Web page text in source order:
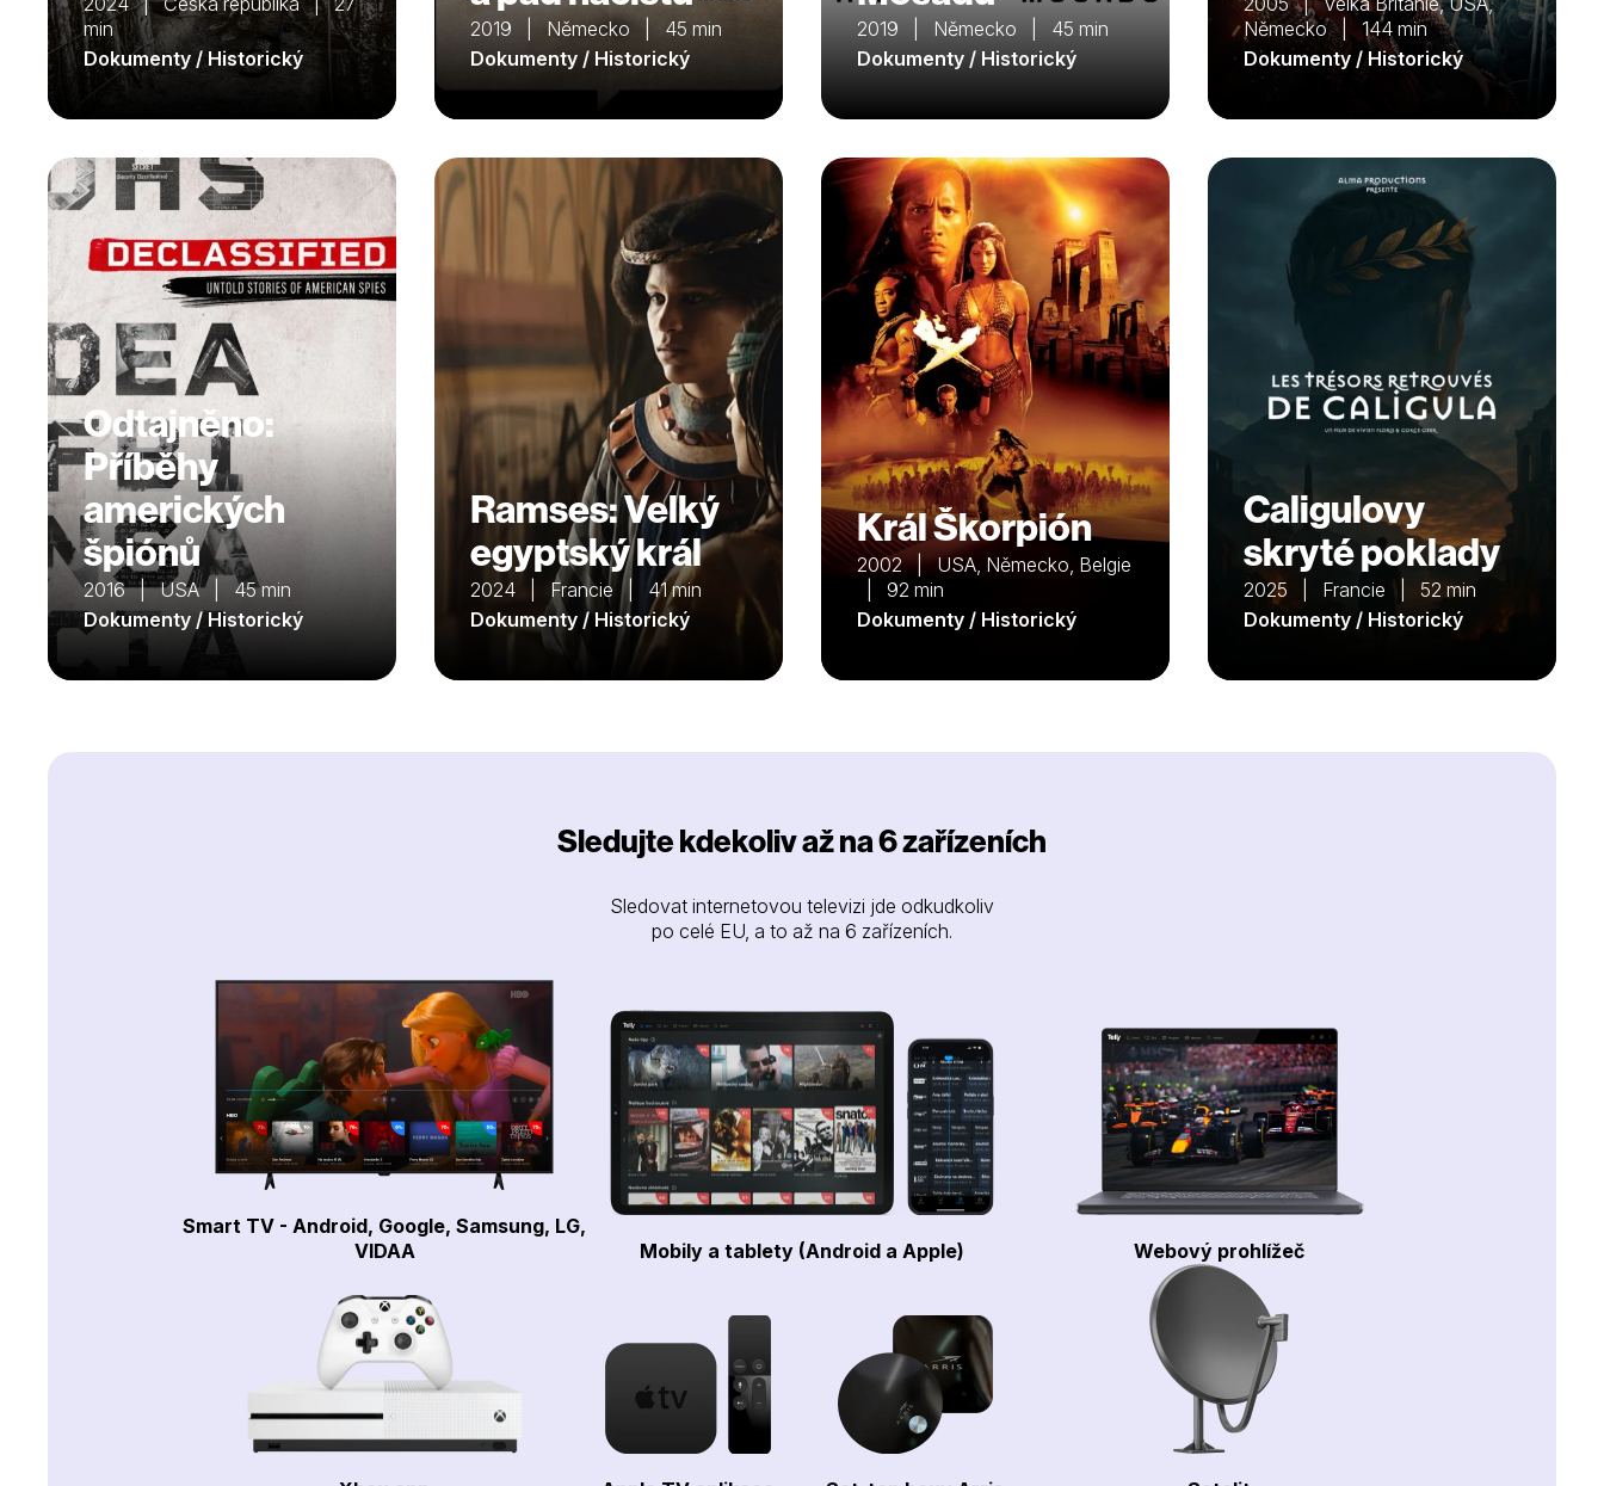
min
Dokumenty / Historický
2019 | Německo | 45 min
Dokumenty / Historický
2019 | Německo | 45 min
Dokumenty / Historický
Německo | 144 min
Dokumenty / Historický
Odtajněno:
Příběhy
amerických
špiónů
2016 | USA | 45 min
Dokumenty / Historický
Ramses: Velký
egyptský král
2024 | Francie | 41 min
Dokumenty / Historický
Král Škorpión
2002 | USA, Německo, Belgie
| 92 min
Dokumenty / Historický
Caligulovy
skryté poklady
2025 | Francie | 52 min
Dokumenty / Historický
Sledujte kdekoliv až na 6 zařízeních
Sledovat internetovou televizi jde odkudkoliv
po celé EU, a to až na 6 zařízeních.
Smart TV - Android, Google, Samsung, LG,
VIDAA
Mobily a tablety (Android a Apple) Webový prohlížeč